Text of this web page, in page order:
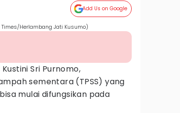
Add Us on Google
Times/Herlambang Jati Kusumo)
Sri Purnomo,
sementara (TPSS) yang
mulai difungsikan pada